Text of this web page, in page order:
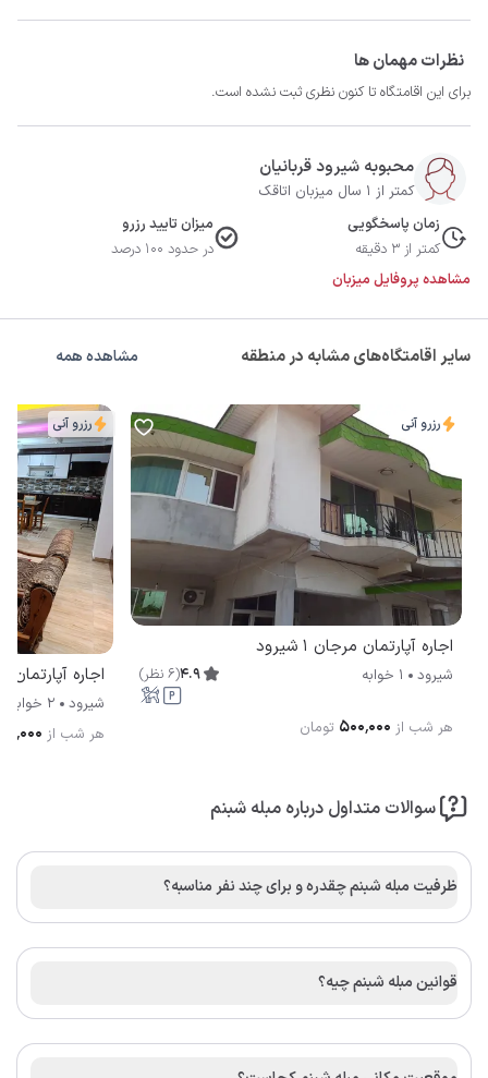
نظرات مهمان ها
برای این اقامتگاه تا کنون نظری ثبت نشده است.
محبوبه شیرود قربانیان
کمتر از 1 سال میزبان اتاقک
زمان پاسخگویی
کمتر از 3 دقیقه
میزان تایید رزرو
در حدود 100 درصد
مشاهده پروفایل میزبان
سایر اقامتگاه‌های مشابه در منطقه مشاهده همه
رزرو آنی
اجاره آپارتمان مرجان 1 شیرود
شیرود 1 خوابه 4.9
(
6 نظر)
هر شب از ۵۰۰٬۰۰۰ تومان
رزرو آنی
شیرود
2 خوابه
هر شب از
سوالات متداول درباره مبله شبنم
ظرفیت مبله شبنم چقدره و برای چند نفر مناسبه؟
قوانین مبله شبنم چیه؟